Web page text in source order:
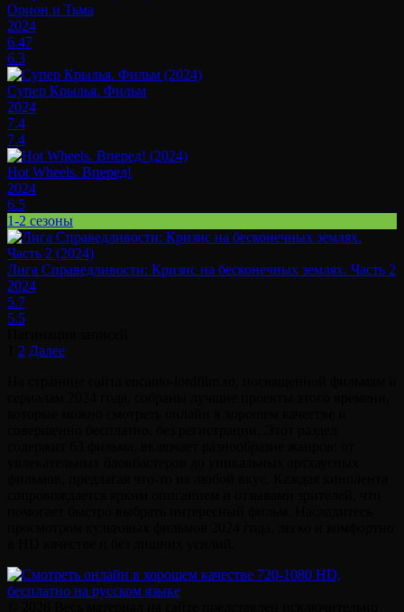
Орион и Тьма
2024
6.47
6.3
Супер Крылья. Фильм
2024
7.4
7.4
Hot Wheels. Вперед!
2024
6.5
1-2 сезоны
Лига Справедливости: Кризис на бесконечных землях. Часть 2
2024
5.7
5.5
2 Далее